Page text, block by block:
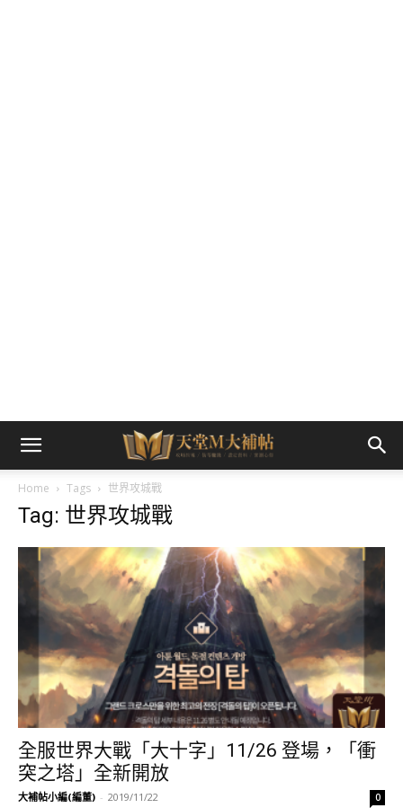
Home Tags 世界攻城戰
Tag: 世界攻城戰
全服世界大戰「大十字」11/26 登場，「衝
突之塔」全新開放
大補帖小編(編董) - 2019/11/22 0